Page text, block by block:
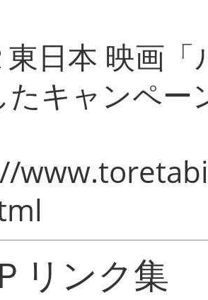
東日本 映画
たキャンペー
リンク集